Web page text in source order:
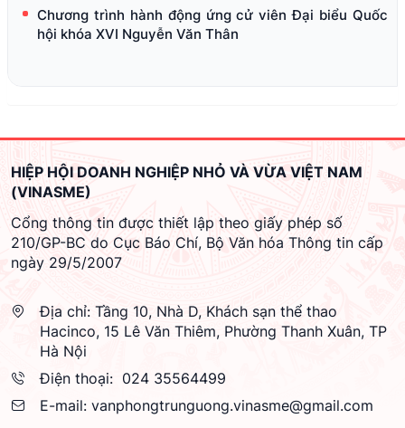
Chương trình hành động ứng cử viên Đại biểu Quốc
hội khóa XVI Nguyễn Văn Thân
HIỆP HỘI DOANH NGHIỆP NHỎ VÀ VỪA VIỆT NAM
(VINASME)
Cổng thông tin được thiết lập theo giấy phép số
210/GP-BC do Cục Báo Chí, Bộ Văn hóa Thông tin cấp
ngày 29/5/2007
Địa chỉ: Tầng 10, Nhà D, Khách sạn thể thao
Hacinco, 15 Lê Văn Thiêm, Phường Thanh Xuân, TP
Hà Nội
Điện thoại: 024 35564499
E-mail: vanphongtrunguong.vinasme@gmail.com